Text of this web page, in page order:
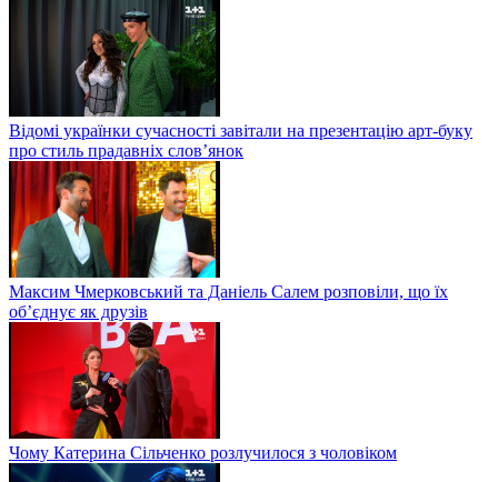
Відомі українки сучасності завітали на презентацію арт-буку
про стиль прадавніх слов’янок
Максим Чмерковський та Даніель Салем розповіли, що їх
об’єднує як друзів
Чому Катерина Сільченко розлучилося з чоловіком